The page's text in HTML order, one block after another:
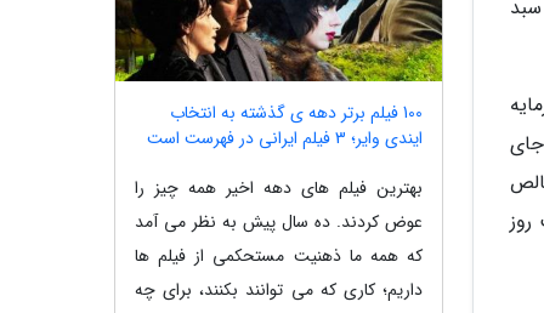
به سبد
خالص
روز
100 فیلم برتر دهه ی گذشته به انتخاب
ایندی وایر؛ 3 فیلم ایرانی در فهرست است
بهترین فیلم های دهه اخیر همه چیز را
عوض کردند. ده سال پیش به نظر می آمد
که همه ما ذهنیت مستحکمی از فیلم ها
داریم؛ کاری که می توانند بکنند، برای چه